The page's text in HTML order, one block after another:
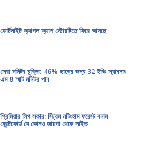
ফোর্টনাইট অ্যাপল অ্যাপ স্টোরটিতে ফিরে আসছে
সেরা মনিটর চুক্তি: 46% ছাড়ের জন্য 32 ইঞ্চি স্যামসাং
এম 8 স্মার্ট মনিটর পান
প্রিমিয়ার লিগ সকার: স্ট্রিম নটিংহাম ফরেস্ট বনাম
ব্রেন্টফোর্ড যে কোনও জায়গা থেকে লাইভ